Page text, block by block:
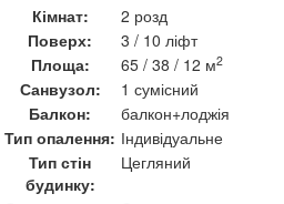
Кімнат:
2 розд
Поверх:
3 / 10 ліфт
Площа:
65 / 38 / 12 м2
Санвузол:
1 сумісний
Балкон:
балкон+лоджія
Тип опалення: Індивідуальне
Тип стін
будинку:
Цегляний